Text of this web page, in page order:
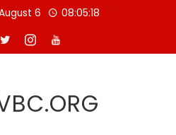
6 08:05:19